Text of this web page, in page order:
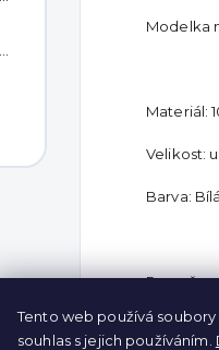
Tento web používá
souhlas s jejich používáním.
Modelka
Materiál:
Velikost:
Barva: Bílá
Rozměry:
délka